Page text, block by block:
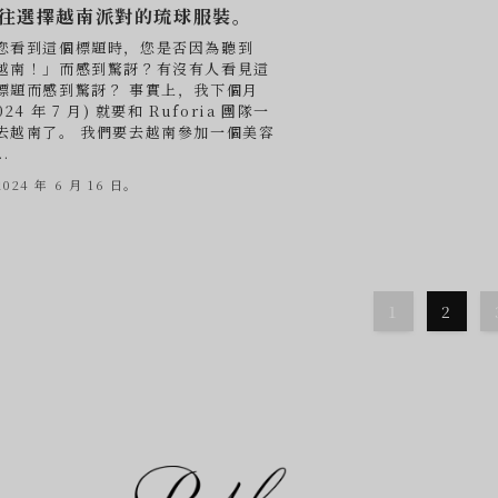
選擇越南派對的琉球服裝。
看到這個標題時，您是否因為聽到
南！」而感到驚訝？有沒有人看見這
題而感到驚訝？ 事實上，我下個月
年 7 月) 就要和 Ruforia 團隊一
越南了。 我們要去越南參加一個美容
年 6 月 16 日。
2